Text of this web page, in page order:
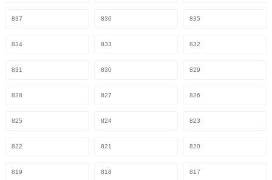
837 836 835
834 833 832
831 830 829
828 827 826
825 824 823
822 821 820
819 818 817